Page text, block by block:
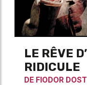
LE RÊVE
RIDICULE
DE FIODOR